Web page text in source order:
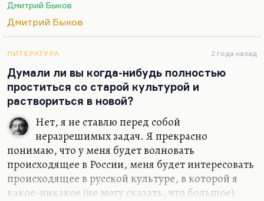
Я мало жил, но я изведал
Небесной Родины я не предал –
Что нет, то нет.
Земную предал неоднократно,
И…
Дмитрий Быков
Дмитрий Быков
ЛИТЕРАТУРА 2 года назад
Думали ли вы когда-нибудь полностью
проститься со старой культурой и
раствориться в новой?
Нет, я не ставлю перед собой
неразрешимых задач. Я прекрасно
понимаю, что у меня будет волновать
происходящее в России, меня будет интересовать
происходящее в русской культуре, в которой я
какое-никакое (не могу сказать, что большое)